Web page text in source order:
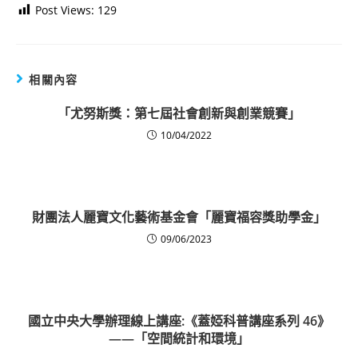
Post Views: 129
相關內容
「尤努斯獎：第七屆社會創新與創業競賽」
10/04/2022
財團法人麗寶文化藝術基金會「麗寶福容獎助學金」
09/06/2023
國立中央大學辦理線上講座:《蓋婭科普講座系列 46》
——「空間統計和環境」